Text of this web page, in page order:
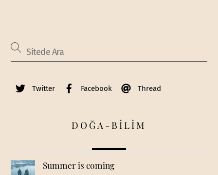
Twitter Facebook Thread
DOĞA-BİLİM
Summer is coming